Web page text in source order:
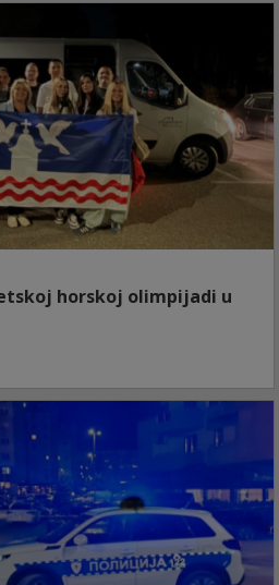
horskoj olimpijadi u